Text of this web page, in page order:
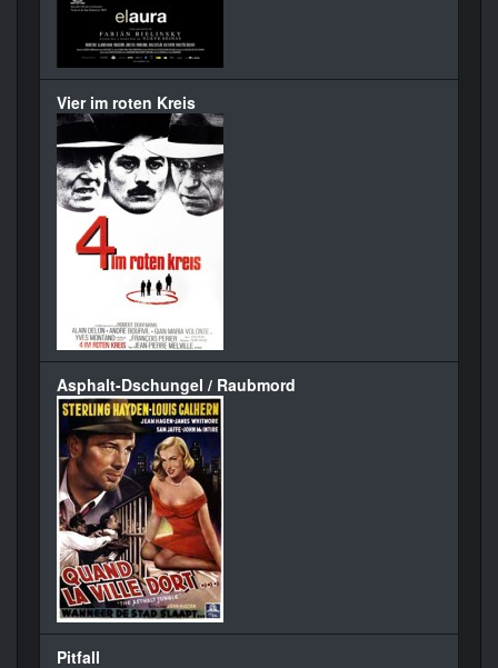
Vier im roten Kreis
Asphalt-Dschungel / Raubmord
Pitfall